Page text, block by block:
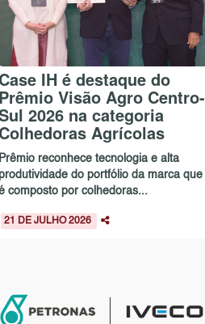
Case IH é destaque do
Prêmio Visão Agro Centro-
2026 na categoria
Colhedoras Agrícolas
Prêmio reconhece tecnologia e alta
produtividade do portfólio da marca que
composto por colhedoras...
21 DE JULHO 2026